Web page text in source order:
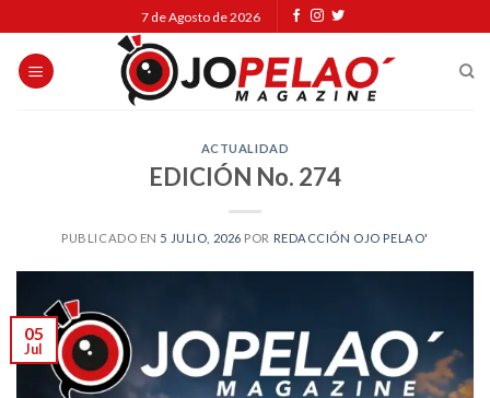
to
content
7 de Agosto de 2026
ACTUALIDAD
EDICIÓN No. 274
PUBLICADO EN 5 JULIO, 2026 POR REDACCIÓN OJO PELAO'
05
Jul